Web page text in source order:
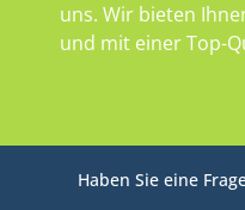
uns. Wir bieten
und mit einer Top-
Haben Sie eine